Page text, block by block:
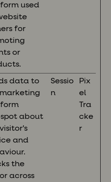
used
for
or
data to
about
and
the
across
Sessio
n
Pix
el
Tra
cke
r